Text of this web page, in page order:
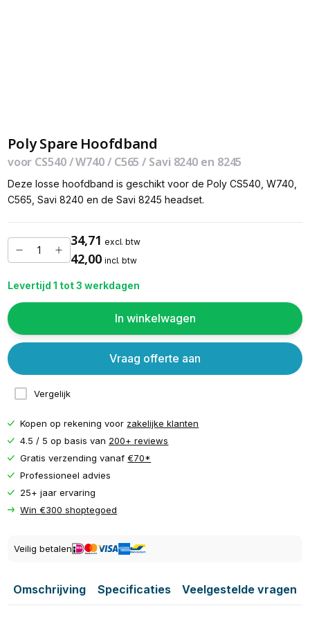
Poly Spare Hoofdband
voor CS540 / W740 / C565 / Savi 8240 en 8245
Deze losse hoofdband is geschikt voor de Poly CS540, W740,
C565, Savi 8240 en de Savi 8245 headset.
34,71 excl. btw
42,00 incl. btw
Levertijd 1 tot 3 werkdagen
In winkelwagen
Vergelijk
Vraag offerte aan
Kopen op rekening voor zakelijke klanten
4.5 / 5 op basis van 200+ reviews
Gratis verzending vanaf€70*
Professioneel advies
25+ jaar ervaring
Win €300 shoptegoed
Veilig betalen
Omschrijving Specificaties Veelgestelde vragen